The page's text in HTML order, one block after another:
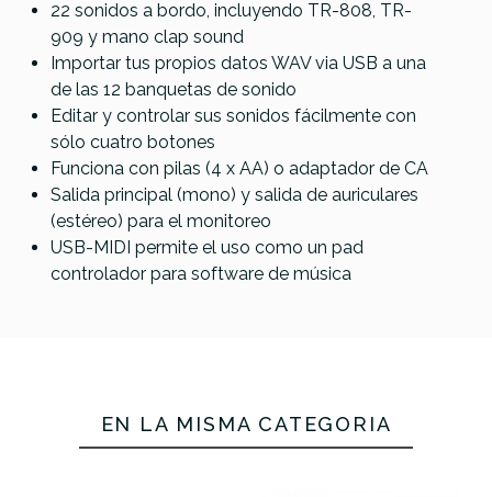
22 sonidos a bordo, incluyendo TR-808, TR-
909 y mano clap sound
Importar tus propios datos WAV via USB a una
de las 12 banquetas de sonido
Editar y controlar sus sonidos fácilmente con
sólo cuatro botones
Funciona con pilas (4 x AA) o adaptador de CA
Salida principal (mono) y salida de auriculares
(estéreo) para el monitoreo
USB-MIDI permite el uso como un pad
controlador para software de música
EN LA MISMA CATEGORÍA